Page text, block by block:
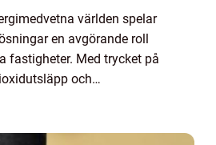
världen spelar
en avgörande roll
fastigheter. Med trycket på
och